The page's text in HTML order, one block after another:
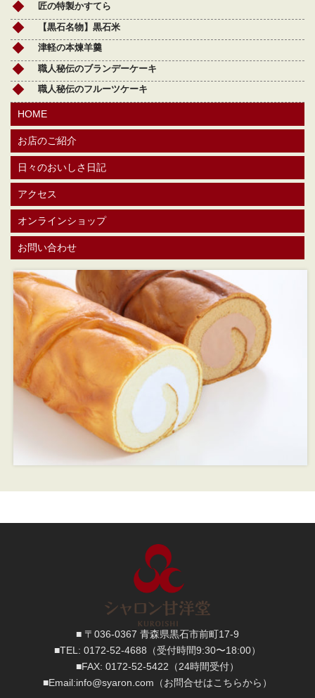
匠の特製かすてら
【黒石名物】黒石米
津軽の本煉羊羹
職人秘伝のブランデーケーキ
職人秘伝のフルーツケーキ
HOME
お店のご紹介
日々のおいしさ日記
アクセス
オンラインショップ
お問い合わせ
■ 〒036-0367 青森県黒石市前町17-9
■TEL: 0172-52-4688 （受付時間9:30〜18:00）
■FAX: 0172-52-5422 （24時間受付）
■Email:info@syaron.com （お問合せはこちらから）